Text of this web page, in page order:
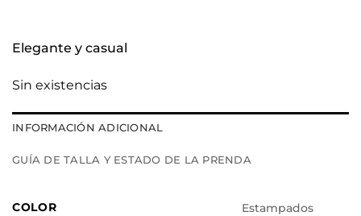
Elegante y casual
Sin existencias
INFORMACIÓN ADICIONAL
GUÍA DE TALLA Y ESTADO DE LA PRENDA
COLOR Estampados